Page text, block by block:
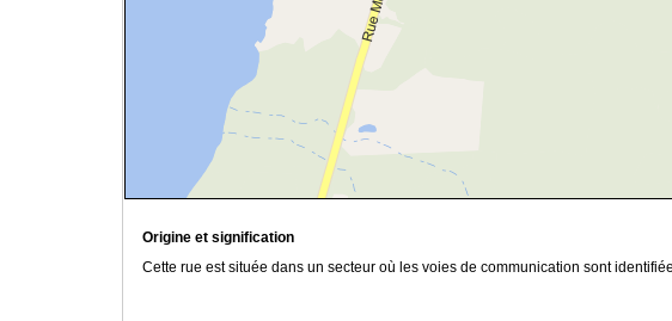
Origine et signification
Cette rue est située dans un secteur où les voies de communication sont